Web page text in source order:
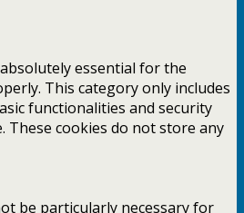
essential for the
This category only includes
functionalities and security
These cookies do not store any
be particularly necessary for